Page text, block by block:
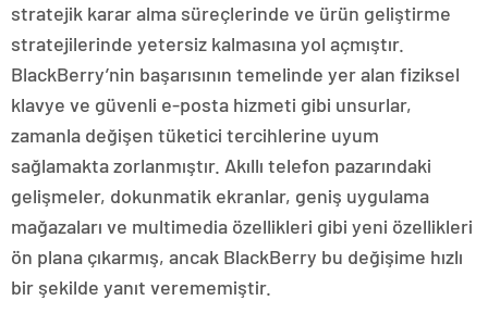
stratejik karar alma süreçlerinde ve ürün geliştirme
stratejilerinde yetersiz kalmasına yol açmıştır.
BlackBerry’nin başarısının temelinde yer alan fiziksel
klavye ve güvenli e-posta hizmeti gibi unsurlar,
zamanla değişen tüketici tercihlerine uyum
sağlamakta zorlanmıştır. Akıllı telefon pazarındaki
gelişmeler, dokunmatik ekranlar, geniş uygulama
mağazaları ve multimedia özellikleri gibi yeni özellikleri
ön plana çıkarmış, ancak BlackBerry bu değişime hızlı
bir şekilde yanıt verememiştir.